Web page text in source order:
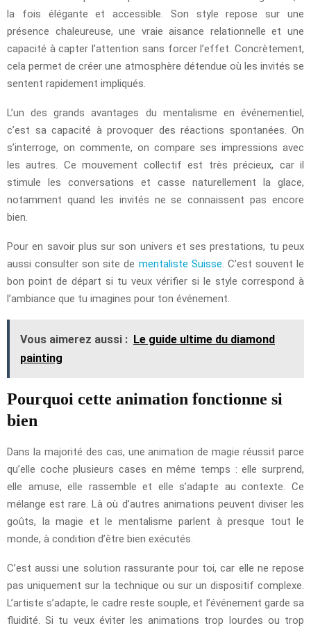
la fois élégante et accessible. Son style repose sur une
présence chaleureuse, une vraie aisance relationnelle et une
capacité à capter l’attention sans forcer l’effet. Concrètement,
cela permet de créer une atmosphère détendue où les invités se
sentent rapidement impliqués.
L’un des grands avantages du mentalisme en événementiel,
c’est sa capacité à provoquer des réactions spontanées. On
s’interroge, on commente, on compare ses impressions avec
les autres. Ce mouvement collectif est très précieux, car il
stimule les conversations et casse naturellement la glace,
notamment quand les invités ne se connaissent pas encore
bien.
Pour en savoir plus sur son univers et ses prestations, tu peux
aussi consulter son site de mentaliste Suisse . C’est souvent le
bon point de départ si tu veux vérifier si le style correspond à
l’ambiance que tu imagines pour ton événement.
Vous aimerez aussi : Le guide ultime du diamond
painting
Pourquoi cette animation fonctionne si
bien
Dans la majorité des cas, une animation de magie réussit parce
qu’elle coche plusieurs cases en même temps : elle surprend,
elle amuse, elle rassemble et elle s’adapte au contexte. Ce
mélange est rare. Là où d’autres animations peuvent diviser les
goûts, la magie et le mentalisme parlent à presque tout le
monde, à condition d’être bien exécutés.
C’est aussi une solution rassurante pour toi, car elle ne repose
pas uniquement sur la technique ou sur un dispositif complexe.
L’artiste s’adapte, le cadre reste souple, et l’événement garde sa
fluidité. Si tu veux éviter les animations trop lourdes ou trop